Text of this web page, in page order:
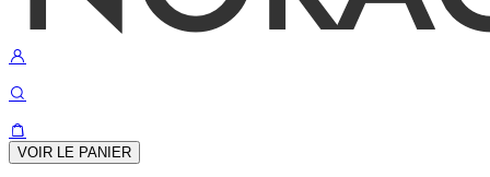
VOIR LE PANIER